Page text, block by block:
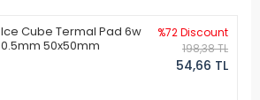
Ice Cube Termal Pad 6w
0.5mm 50x50mm
%72 Discount
198,38 TL
54,66 TL